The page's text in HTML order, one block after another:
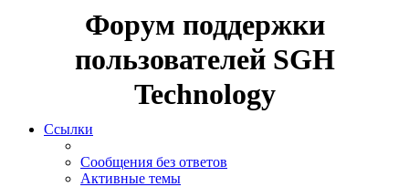
Форум поддержки
пользователей SGH
Technology
Ссылки
Сообщения без ответов
Активные темы